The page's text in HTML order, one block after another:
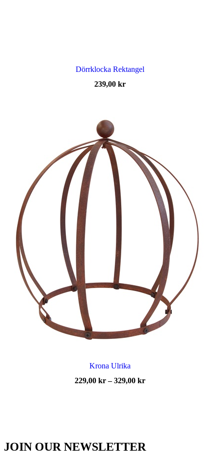
Dörrklocka Rektangel
239,00 kr
Krona Ulrika
229,00 kr – 329,00 krPrisintervall:
JOIN OUR NEWSLETTER